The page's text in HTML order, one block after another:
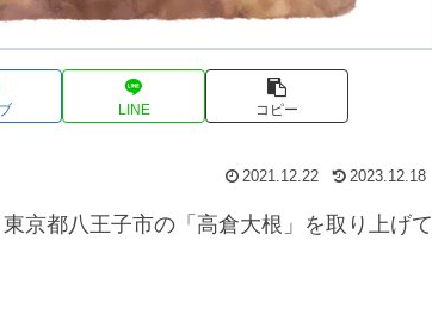
LINE コピー
2021.12.22 2023.12.18
京都八王子市の「高倉大根」を取り上げて